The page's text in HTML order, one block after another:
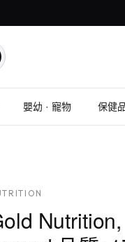
嬰幼 · 寵物 保健